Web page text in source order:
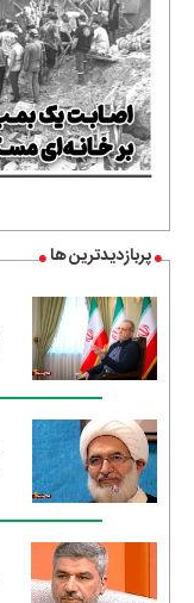
پربازدیدترین ها